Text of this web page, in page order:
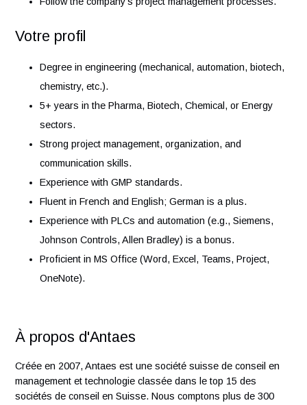
project delivery.
design.
Manage scope, risks, and stakeholders for your
workstream.
Follow the company’s project management processes.
Votre profil
Degree in engineering (mechanical, automation,
chemistry, etc.).
5+ years in the Pharma, Biotech, Chemical, or Energy
sectors.
Strong project management, organization, and
communication skills.
Experience with PLCs and automation (e.g., Siemens,
Johnson Controls, Allen Bradley) is a bonus.
Proficient in MS Office (Word, Excel, Teams, Project,